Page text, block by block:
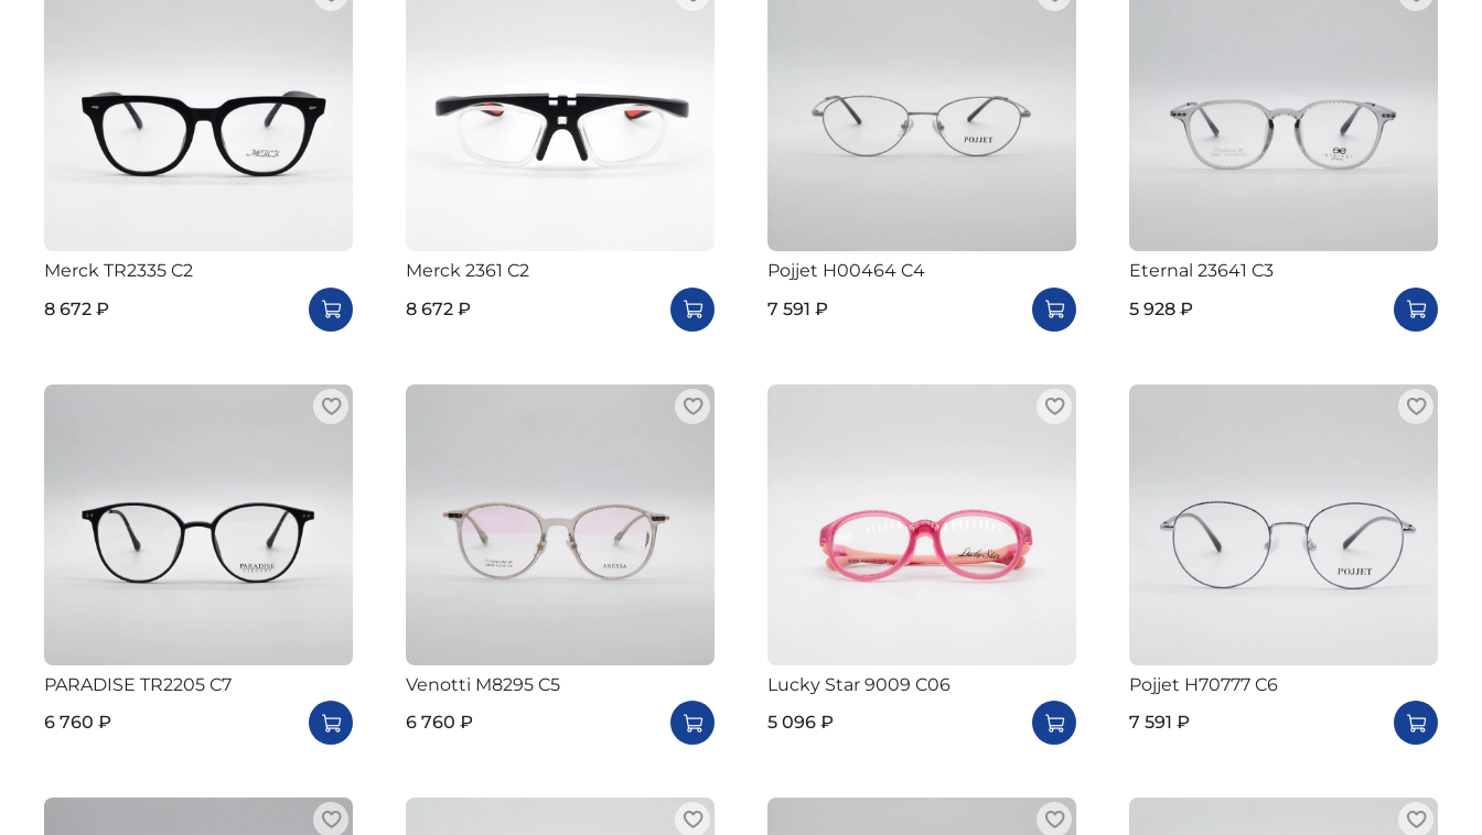
Merck TR2335 C2
8 672 ₽
Merck 2361 C2
8 672 ₽
Pojjet H00464 C4
7 591 ₽
Eternal 23641 C3
5 928 ₽
PARADISE TR2205 C7
6 760 ₽
Venotti M8295 C5
6 760 ₽
Lucky Star 9009 C06
5 096 ₽
Pojjet H70777 C6
7 591 ₽